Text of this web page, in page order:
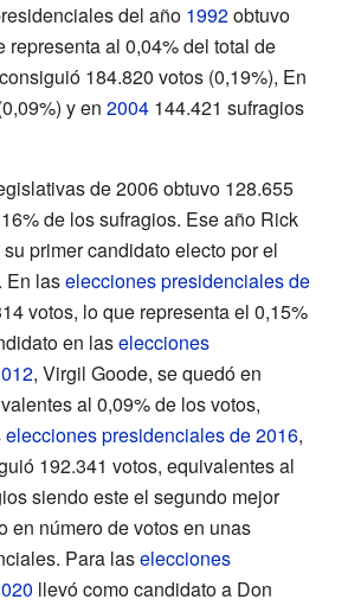
del año 1992obtuvo
representa al 0,04% del total de
consiguió 184.820 votos (0,19%), En
y en 2004 144.421 sufragios
de 2006 obtuvo 128.655
de los sufragios. Ese año Rick
primer candidato electo por el
. En laselecciones presidenciales de
votos, lo que representa el 0,15%
en laselecciones
, Virgil Goode, se quedó en
al 0,09% de los votos,
elecciones presidenciales de 2016,
192.341 votos, equivalentes al
siendo este el segundo mejor
en número de votos en unas
Para laselecciones
llevó como candidato a Don